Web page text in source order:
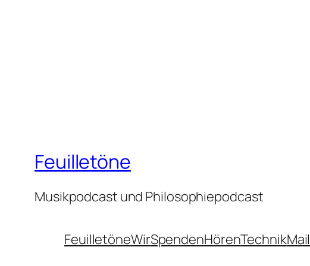
Feuilletöne
Musikpodcast und Philosophiepodcast
FeuilletöneWirSpendenHörenTechnikMail